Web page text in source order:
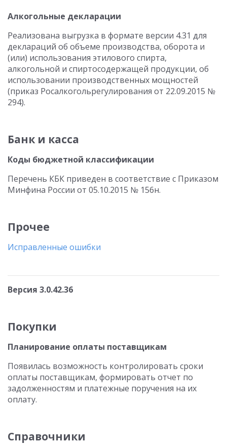
Алкогольные декларации
Реализована выгрузка в формате версии 4.31 для
деклараций об объеме производства, оборота и
(или) использования этилового спирта,
алкогольной и спиртосодержащей продукции, об
использовании производственных мощностей
(приказ Росалкогольрегулирования от 22.09.2015 №
294).
Банк и касса
Коды бюджетной классификации
Перечень КБК приведен в соответствие с Приказом
Минфина России от 05.10.2015 № 156н.
Прочее
Исправленные ошибки
Версия 3.0.42.36
Покупки
Планирование оплаты поставщикам
Появилась возможность контролировать сроки
оплаты поставщикам, формировать отчет по
задолженностям и платежные поручения на их
оплату.
Справочники